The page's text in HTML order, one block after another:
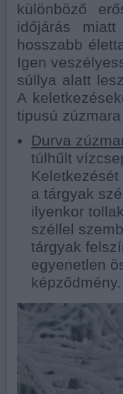
különböző
időjárás
hosszabb
Igen
súllya alatt
A
tipusú
Durva
túlhűlt
a tárgyak
ilyenkor
széllel
tárgyak
egyenetlen
képződmény.